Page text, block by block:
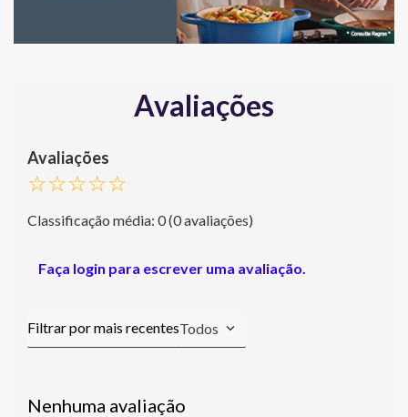
Avaliações
☆☆☆☆☆
Classificação média: 0(0 avaliações)
Faça login para escrever uma avaliação.
Todos
Nenhuma avaliação